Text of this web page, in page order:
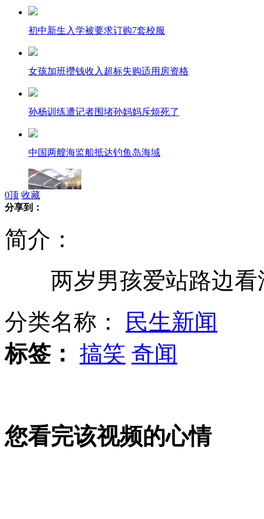
初中新生入学被要求订购7套校服
女孩加班攒钱收入超标失购适用房资格
孙杨训练遭记者围堵孙妈妈斥烦死了
中国两艘海监船抵达钓鱼岛海域
百米地下体验平壤地铁
彝良震区突降暴雨 灾区遭遇叠加灾害
山西运城恶犬咬伤多人 警民合力深夜将其击毙
0顶 收藏
分享到：
简介：
两岁男孩爱站路边看
分类名称：
民生新闻
标签： 搞笑 奇闻
您看完该视频的心情